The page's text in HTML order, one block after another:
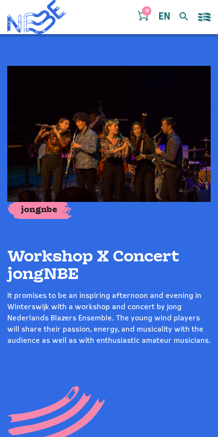
Doorgaan naar inhoud
0
EN
jongnbe
Workshop X Concert
jongNBE
It promises to be an inspiring afternoon and evening in
Winterswijk with a workshop and concert by jong
Nederlands Blazers Ensemble. The young wind players
will share their passion, energy, and musicality with the
audience as well as with enthusiastic amateur musicians.